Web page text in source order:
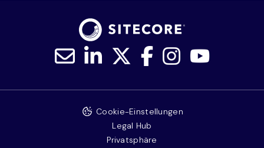
Cookie-Einstellungen
Legal Hub
Privatsphäre